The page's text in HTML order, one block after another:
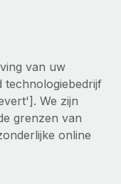
van
van uw
technologiebedrijf
We zijn
grenzen van
online